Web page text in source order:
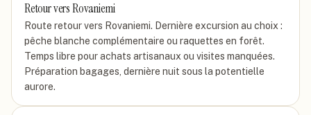
Retour vers Rovaniemi
Route retour vers Rovaniemi. Dernière excursion au choix :
pêche blanche complémentaire ou raquettes en forêt.
Temps libre pour achats artisanaux ou visites manquées.
Préparation bagages, dernière nuit sous la potentielle
aurore.